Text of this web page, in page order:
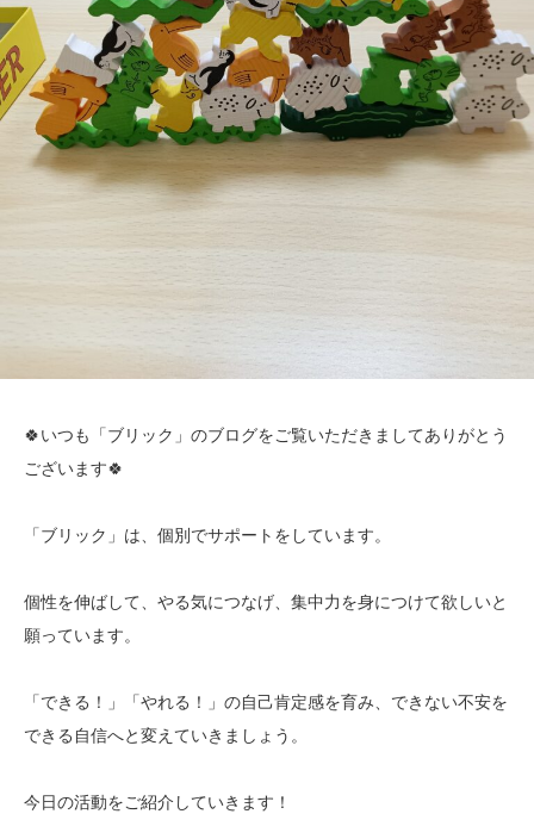
🍀いつも「ブリック」のブログをご覧いただきましてありがとう
ございます🍀
「ブリック」は、個別でサポートをしています。
個性を伸ばして、やる気につなげ、集中力を身につけて欲しいと
願っています。
「できる！」「やれる！」の自己肯定感を育み、できない不安を
できる自信へと変えていきましょう。
今日の活動をご紹介していきます！